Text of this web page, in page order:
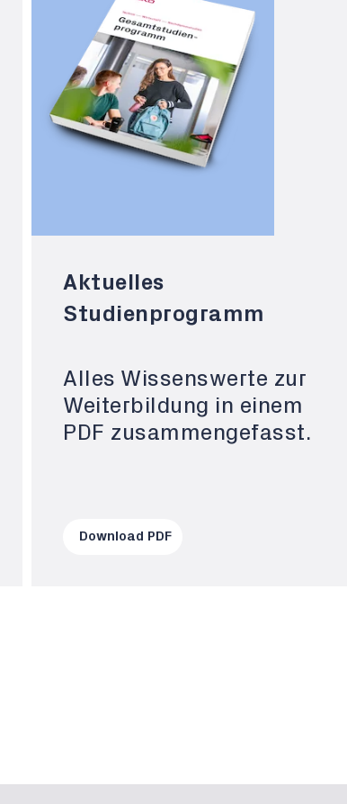
Aktuelles
Studienprogramm
Alles Wissenswerte zur
Weiterbildung in einem
PDF zusammengefasst.
Download PDF